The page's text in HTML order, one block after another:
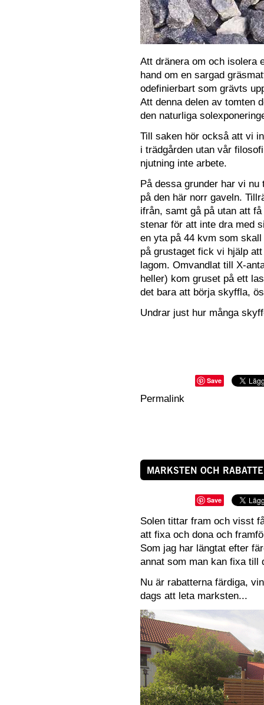
Att dränera om och isolera
hand om en sargad
odefinierbart som grävts
Att denna delen av tomten
den naturliga
Till saken hör också att vi
i trädgården utan vår
njutning inte arbete.
På dessa grunder har vi
på den här norr gaveln.
ifrån, samt gå på utan att
stenar för att inte dra med
en yta på 44 kvm som
på grustaget fick vi hjälp
lagom. Omvandlat till X-
heller) kom gruset på ett
det bara att börja skyffla,
Undrar just hur många
Save
Permalink
MARKSTEN OCH
Save
Solen tittar fram och visst
att fixa och dona och
Som jag har längtat efter
annat som man kan fixa till
Nu är rabatterna färdiga,
dags att leta marksten...